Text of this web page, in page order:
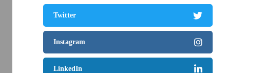
Twitter
Instagram
LinkedIn